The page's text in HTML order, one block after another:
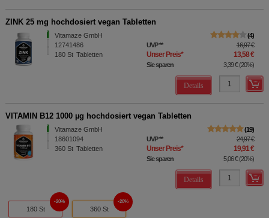
ZINK 25 mg hochdosiert vegan Tabletten
Vitamaze GmbH
12741486
180 St Tabletten
4
UVP** 16,97 €
Unser Preis* 13,58 €
Sie sparen 3,39 €(20%)
Details
VITAMIN B12 1000 µg hochdosiert vegan Tabletten
Vitamaze GmbH
18601094
360 St Tabletten
19
UVP** 24,97 €
Unser Preis* 19,91 €
Sie sparen 5,06 €(20%)
Details
180 St
20%
360 St
20%